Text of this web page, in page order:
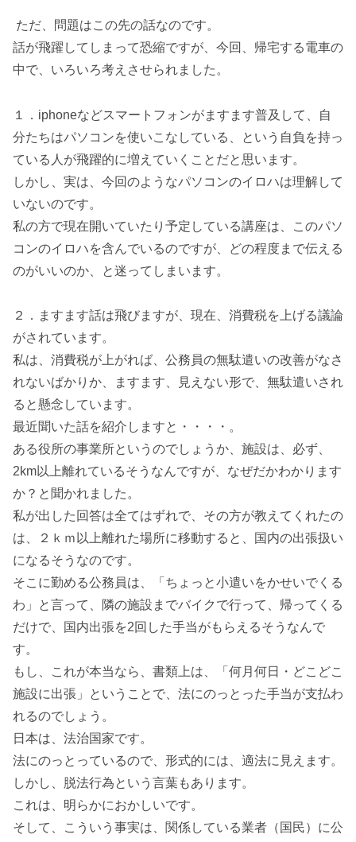
ただ、問題はこの先の話なのです。
話が飛躍してしまって恐縮ですが、今回、帰宅する電車の
中で、いろいろ考えさせられました。
１．iphoneなどスマートフォンがますます普及して、自
分たちはパソコンを使いこなしている、という自負を持っ
ている人が飛躍的に増えていくことだと思います。
しかし、実は、今回のようなパソコンのイロハは理解して
いないのです。
私の方で現在開いていたり予定している講座は、このパソ
コンのイロハを含んでいるのですが、どの程度まで伝える
のがいいのか、と迷ってしまいます。
２．ますます話は飛びますが、現在、消費税を上げる議論
がされています。
私は、消費税が上がれば、公務員の無駄遣いの改善がなさ
れないばかりか、ますます、見えない形で、無駄遣いされ
ると懸念しています。
最近聞いた話を紹介しますと・・・・。
ある役所の事業所というのでしょうか、施設は、必ず、
2km以上離れているそうなんですが、なぜだかわかります
か？と聞かれました。
私が出した回答は全てはずれで、その方が教えてくれたの
は、２ｋｍ以上離れた場所に移動すると、国内の出張扱い
になるそうなのです。
そこに勤める公務員は、「ちょっと小遣いをかせいでくる
わ」と言って、隣の施設までバイクで行って、帰ってくる
だけで、国内出張を2回した手当がもらえるそうなんで
す。
もし、これが本当なら、書類上は、「何月何日・どこどこ
施設に出張」ということで、法にのっとった手当が支払わ
れるのでしょう。
日本は、法治国家です。
法にのっとっているので、形式的には、適法に見えます。
しかし、脱法行為という言葉もあります。
これは、明らかにおかしいです。
そして、こういう事実は、関係している業者（国民）に公